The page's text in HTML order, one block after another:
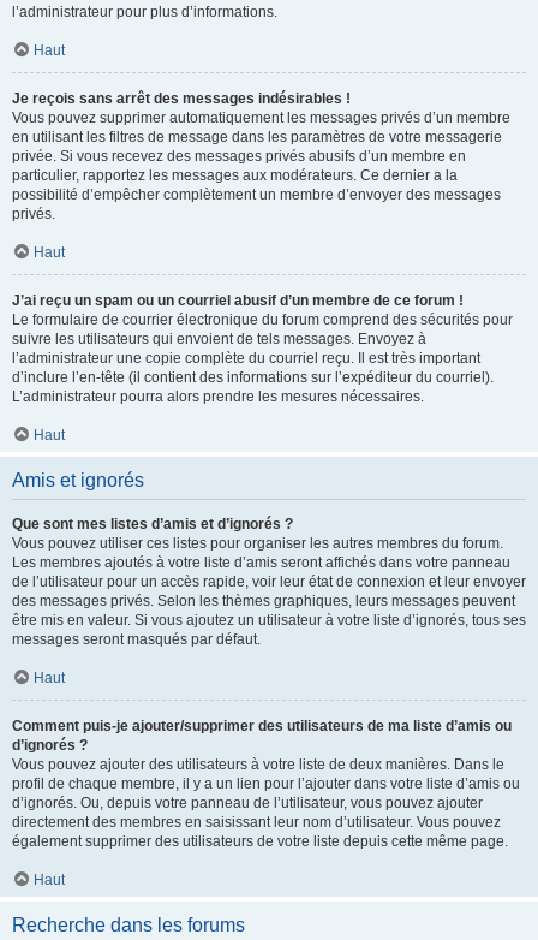
l’administrateur pour plus d’informations.
Haut
Je reçois sans arrêt des messages indésirables !
Vous pouvez supprimer automatiquement les messages privés d’un membre
en utilisant les filtres de message dans les paramètres de votre messagerie
privée. Si vous recevez des messages privés abusifs d’un membre en
particulier, rapportez les messages aux modérateurs. Ce dernier a la
possibilité d’empêcher complètement un membre d’envoyer des messages
privés.
Haut
J’ai reçu un spam ou un courriel abusif d’un membre de ce forum !
Le formulaire de courrier électronique du forum comprend des sécurités pour
suivre les utilisateurs qui envoient de tels messages. Envoyez à
l’administrateur une copie complète du courriel reçu. Il est très important
d’inclure l’en-tête (il contient des informations sur l’expéditeur du courriel).
L’administrateur pourra alors prendre les mesures nécessaires.
Haut
Amis et ignorés
Que sont mes listes d’amis et d’ignorés ?
Vous pouvez utiliser ces listes pour organiser les autres membres du forum.
Les membres ajoutés à votre liste d’amis seront affichés dans votre panneau
de l’utilisateur pour un accès rapide, voir leur état de connexion et leur envoyer
des messages privés. Selon les thèmes graphiques, leurs messages peuvent
être mis en valeur. Si vous ajoutez un utilisateur à votre liste d’ignorés, tous ses
messages seront masqués par défaut.
Haut
Comment puis-je ajouter/supprimer des utilisateurs de ma liste d’amis ou
d’ignorés ?
Vous pouvez ajouter des utilisateurs à votre liste de deux manières. Dans le
profil de chaque membre, il y a un lien pour l’ajouter dans votre liste d’amis ou
d’ignorés. Ou, depuis votre panneau de l’utilisateur, vous pouvez ajouter
directement des membres en saisissant leur nom d’utilisateur. Vous pouvez
également supprimer des utilisateurs de votre liste depuis cette même page.
Haut
Recherche dans les forums